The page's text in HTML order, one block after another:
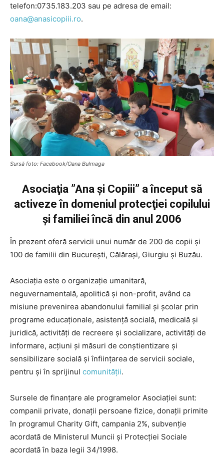
telefon:0735.183.203 sau pe adresa de email:
oana@anasicopiii.ro.
Sursă foto: Facebook/Oana Bulmaga
Asociaţia ”Ana şi Copiii” a început să
activeze în domeniul protecţiei copilului
şi familiei încă din anul 2006
În prezent oferă servicii unui număr de 200 de copii şi
100 de familii din Bucureşti, Călăraşi, Giurgiu şi Buzău.
Asociaţia este o organizaţie umanitară,
neguvernamentală, apolitică şi non-profit, având ca
misiune prevenirea abandonului familial şi şcolar prin
programe educaţionale, asistenţă socială, medicală şi
juridică, activităţi de recreere şi socializare, activităţi de
informare, acţiuni şi măsuri de conştientizare şi
sensibilizare socială şi înfiinţarea de servicii sociale,
pentru şi în sprijinul comunităţii.
Sursele de finanţare ale programelor Asociaţiei sunt:
companii private, donaţii persoane fizice, donaţii primite
în programul Charity Gift, campania 2%, subvenţie
acordată de Ministerul Muncii şi Protecţiei Sociale
acordată în baza legii 34/1998.